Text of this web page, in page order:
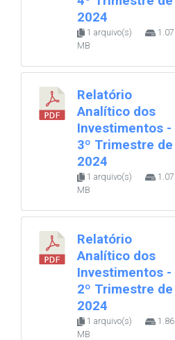
2024
1 arquivo(s)
1.07
MB
Relatório
Analítico dos
Investimentos -
3º Trimestre de
2024
1 arquivo(s)
1.07
MB
Relatório
Analítico dos
Investimentos -
2º Trimestre de
2024
1 arquivo(s)
1.86
MB